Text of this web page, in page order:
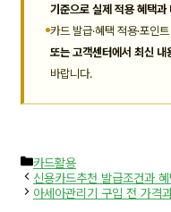
기준으로 실제 적용 혜택과
카드 발급·혜택 적용·포인
또는 고객센터에서 최신 내
바랍니다.
카
테
고
리
카드활용
신용카드추천 발급조건과
아세아관리기 구입 전 가격